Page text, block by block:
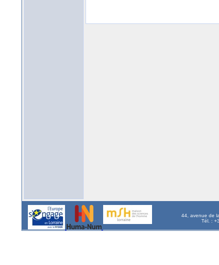
44, avenue de
Tél. :